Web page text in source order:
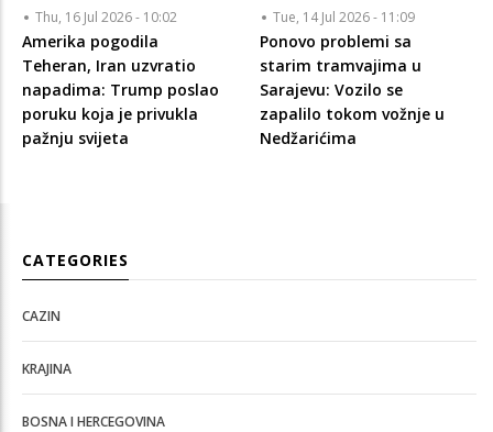
Thu, 16 Jul 2026 - 10:02
Amerika pogodila
Teheran, Iran uzvratio
napadima: Trump poslao
poruku koja je privukla
pažnju svijeta
Tue, 14 Jul 2026 - 11:09
Ponovo problemi sa
starim tramvajima u
Sarajevu: Vozilo se
zapalilo tokom vožnje u
Nedžarićima
CATEGORIES
CAZIN
KRAJINA
BOSNA I HERCEGOVINA